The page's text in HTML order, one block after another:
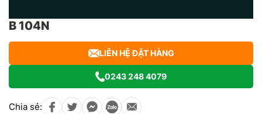
B 104N
LIÊN HỆ ĐẶT HÀNG
0243 248 4079
Chia sẻ: